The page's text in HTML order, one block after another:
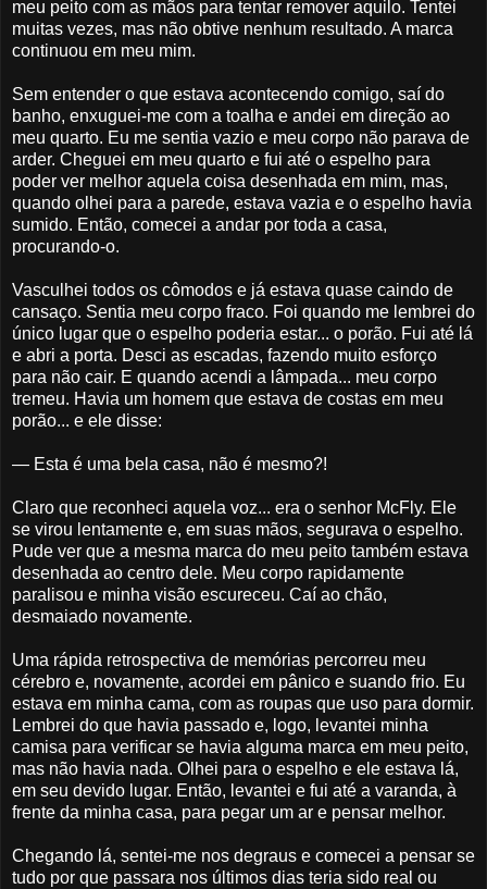
meu peito com as mãos para tentar remover aquilo. Tentei
muitas vezes, mas não obtive nenhum resultado. A marca
continuou em meu mim.
Sem entender o que estava acontecendo comigo, saí do
banho, enxuguei-me com a toalha e andei em direção ao
meu quarto. Eu me sentia vazio e meu corpo não parava de
arder. Cheguei em meu quarto e fui até o espelho para
poder ver melhor aquela coisa desenhada em mim, mas,
quando olhei para a parede, estava vazia e o espelho havia
sumido. Então, comecei a andar por toda a casa,
procurando-o.
Vasculhei todos os cômodos e já estava quase caindo de
cansaço. Sentia meu corpo fraco. Foi quando me lembrei do
único lugar que o espelho poderia estar... o porão. Fui até lá
e abri a porta. Desci as escadas, fazendo muito esforço
para não cair. E quando acendi a lâmpada... meu corpo
tremeu. Havia um homem que estava de costas em meu
porão... e ele disse:
— Esta é uma bela casa, não é mesmo?!
Claro que reconheci aquela voz... era o senhor McFly. Ele
se virou lentamente e, em suas mãos, segurava o espelho.
Pude ver que a mesma marca do meu peito também estava
desenhada ao centro dele. Meu corpo rapidamente
paralisou e minha visão escureceu. Caí ao chão,
desmaiado novamente.
Uma rápida retrospectiva de memórias percorreu meu
cérebro e, novamente, acordei em pânico e suando frio. Eu
estava em minha cama, com as roupas que uso para dormir.
Lembrei do que havia passado e, logo, levantei minha
camisa para verificar se havia alguma marca em meu peito,
mas não havia nada. Olhei para o espelho e ele estava lá,
em seu devido lugar. Então, levantei e fui até a varanda, à
frente da minha casa, para pegar um ar e pensar melhor.
Chegando lá, sentei-me nos degraus e comecei a pensar se
tudo por que passara nos últimos dias teria sido real ou